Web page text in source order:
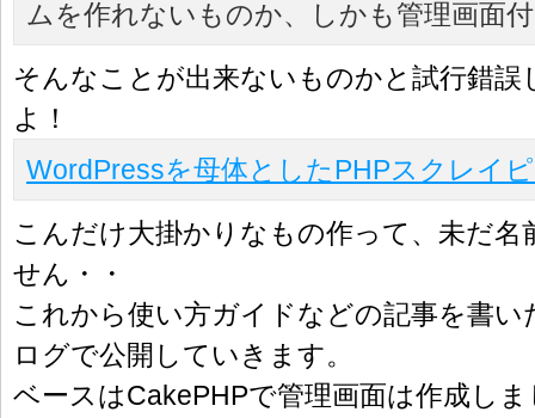
ムを作れないものか、しかも管理画面
そんなことが出来ないものかと試行錯
よ！
WordPressを母体としたPHPスクレイ
こんだけ大掛かりなもの作って、未だ名
せん・・
これから使い方ガイドなどの記事を書い
ログで公開していきます。
ベースはCakePHPで管理画面は作成し